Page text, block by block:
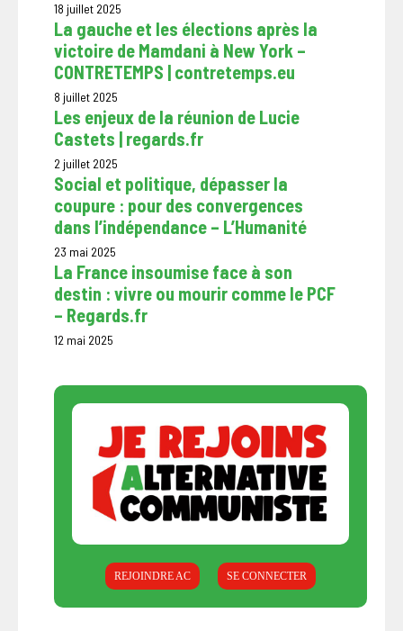
18 juillet 2025
La gauche et les élections après la
victoire de Mamdani à New York –
CONTRETEMPS | contretemps.eu
8 juillet 2025
Les enjeux de la réunion de Lucie
Castets | regards.fr
2 juillet 2025
Social et politique, dépasser la
coupure : pour des convergences
dans l’indépendance – L’Humanité
23 mai 2025
La France insoumise face à son
destin : vivre ou mourir comme le PCF
– Regards.fr
12 mai 2025
REJOINDRE AC SE CONNECTER